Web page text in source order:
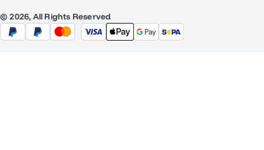
© 2026, All Rights Reserved